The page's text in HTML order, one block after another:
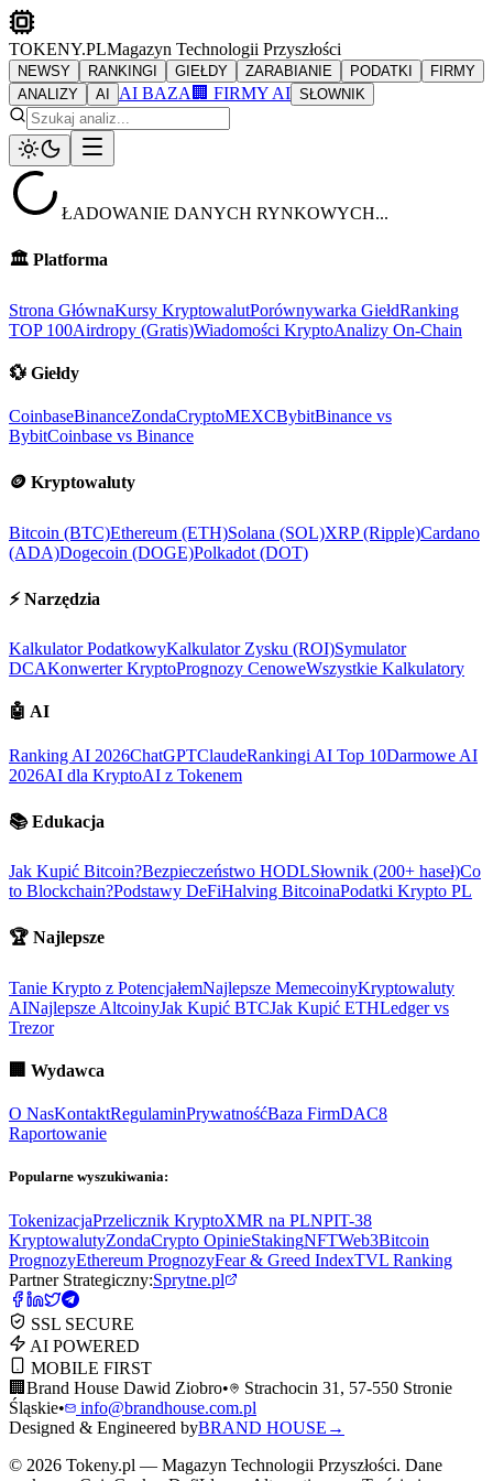
TOKENY.PLMagazyn Technologii Przyszłości
NEWSY RANKINGI GIEŁDY ZARABIANIE PODATKI
FIRMY
ANALIZY
AI AI BAZA 🏢 FIRMY AI SŁOWNIK
ŁADOWANIE DANYCH RYNKOWYCH...
🏛️ Platforma
Strona GłównaKursy KryptowalutPorównywarka GiełdRanking
TOP 100Airdropy (Gratis)Wiadomości KryptoAnalizy On-Chain
💱 Giełdy
CoinbaseBinanceZondaCryptoMEXCBybitBinance vs
BybitCoinbase vs Binance
🪙 Kryptowaluty
Bitcoin (BTC)Ethereum (ETH)Solana (SOL)XRP (Ripple)Cardano
(ADA)Dogecoin (DOGE)Polkadot (DOT)
⚡ Narzędzia
Kalkulator PodatkowyKalkulator Zysku (ROI)Symulator
DCAKonwerter KryptoPrognozy CenoweWszystkie Kalkulatory
🤖 AI
Ranking AI 2026ChatGPTClaudeRankingi AI Top 10Darmowe AI
2026AI dla KryptoAI z Tokenem
📚 Edukacja
Jak Kupić Bitcoin?Bezpieczeństwo HODLSłownik (200+ haseł)Co
to Blockchain?Podstawy DeFiHalving BitcoinaPodatki Krypto PL
🏆 Najlepsze
Tanie Krypto z PotencjałemNajlepsze MemecoinyKryptowaluty
AINajlepsze AltcoinyJak Kupić BTCJak Kupić ETHLedger vs
Trezor
🏢 Wydawca
O NasKontaktRegulaminPrywatnośćBaza FirmDAC8
Raportowanie
Popularne wyszukiwania:
TokenizacjaPrzelicznik KryptoXMR na PLNPIT-38
KryptowalutyZondaCrypto OpinieStakingNFTWeb3Bitcoin
PrognozyEthereum PrognozyFear & Greed IndexTVL Ranking
Partner Strategiczny:Sprytne.pl
SSL SECURE
AI POWERED
MOBILE FIRST
🏢 Brand House Dawid Ziobro•
Strachocin 31, 57-550 Stronie
Śląskie•
info@brandhouse.com.pl
Designed & Engineered byBRAND HOUSE →
© 2026 Tokeny.pl — Magazyn Technologii Przyszłości. Dane